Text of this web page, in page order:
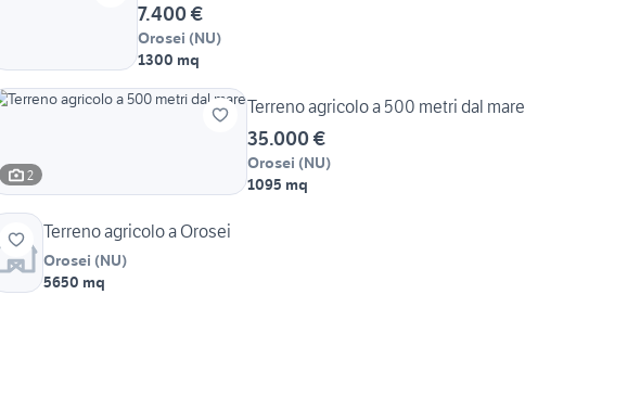
7.400 €
Orosei (NU)
1300 mq
2
Terreno agricolo a 500 metri dal mare
35.000 €
Orosei (NU)
1095 mq
Terreno agricolo a Orosei
Orosei (NU)
5650 mq